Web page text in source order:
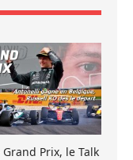
Grand Prix, le Talk